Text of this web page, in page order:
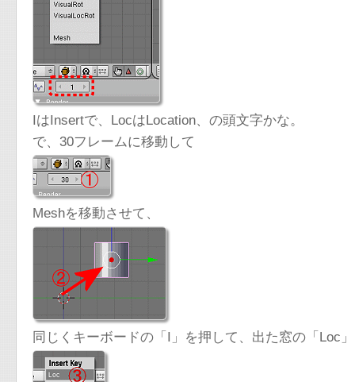
IはInsertで、LocはLocation、の頭文字かな。
で、30フレームに移動して
Meshを移動させて、
同じくキーボードの「I」を押して、出た窓の「Loc